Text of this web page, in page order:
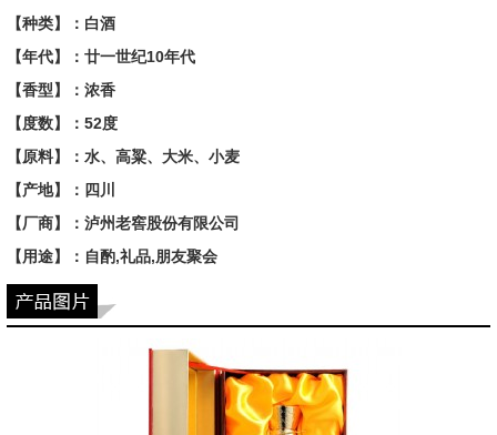
【种类】：白酒
【年代】：廿一世纪10年代
【香型】：浓香
【度数】：52度
【原料】：水、高粱、大米、小麦
【产地】：四川
【厂商】：泸州老窖股份有限公司
【用途】：自酌,礼品,朋友聚会